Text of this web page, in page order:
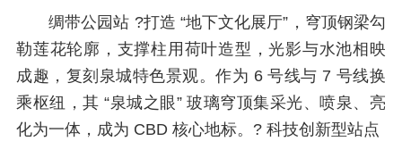
绸带公园站 ?打造 “地下文化展厅”，穹顶钢梁勾
勒莲花轮廓，支撑柱用荷叶造型，光影与水池相映
成趣，复刻泉城特色景观。作为 6 号线与 7 号线换
乘枢纽，其 “泉城之眼” 玻璃穹顶集采光、喷泉、亮
化为一体，成为 CBD 核心地标。?️ 科技创新型站点